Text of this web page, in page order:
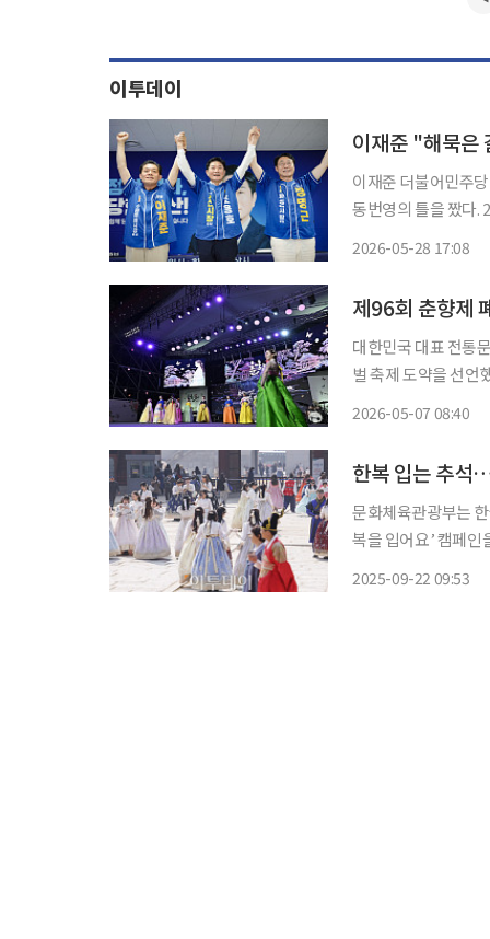
이투데이
이재준 더불어민주
동번영의 틀을 짰다. 28일 이투데이 취재를 종합하면 이재준 후보는 이날 오후 조용호 더불어
2026-05-28 17:08
제96회 춘향제
대한민국 대표 전통
벌 축제 도약을 선언했다. 7일 남원시에 따르면 제96회 춘향제가 지난 6일 남
2026-05-07 08:40
한복 입는 추석
문화체육관광부는
복을 입어요’ 캠페인을 추진한다. 22일 문체부에 따르면,
2025-09-22 09:53